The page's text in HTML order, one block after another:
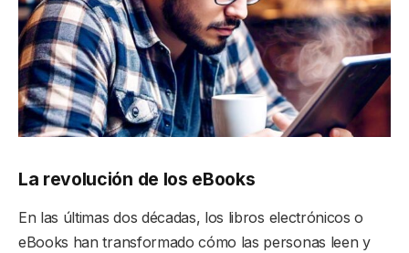
La revolución de los eBooks
En las últimas dos décadas, los libros electrónicos o
eBooks han transformado cómo las personas leen y